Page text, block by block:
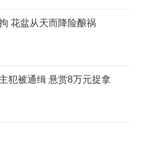
花盆从天而降险酿祸
犯被通缉 悬赏8万元捉拿